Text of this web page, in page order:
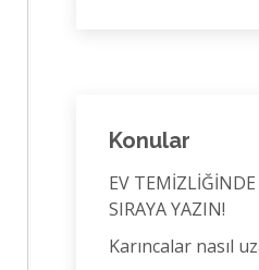
Konular
EV
SIRAYA YAZIN!
Karıncalar nasıl